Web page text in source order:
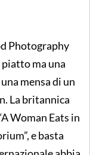
Photography
ma una
mensa di un
La britannica
Woman Eats in
e basta